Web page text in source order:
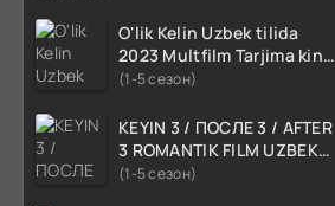
O'lik Kelin Uzbek tilida
2023 Multfilm Tarjima kino
skachat
(1-5 сезон)
KEYIN 3 / ПОСЛЕ 3 / AFTER
3 ROMANTIK FILM UZBEK
TILIDA 2021 TARJIMA FILM
(1-5 сезон)